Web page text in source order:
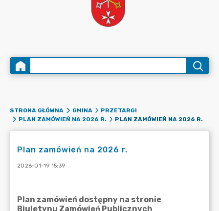
STRONA GŁÓWNA GMINA
PRZETARGI
PLAN ZAMÓWIEŃ NA 2026 R.
PLAN ZAMÓWIEŃ NA 2026 R.
Plan zamówień na 2026 r.
2026-01-19 15:39